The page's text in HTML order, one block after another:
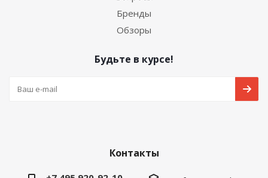
Бренды
Обзоры
Будьте в курсе!
Контакты